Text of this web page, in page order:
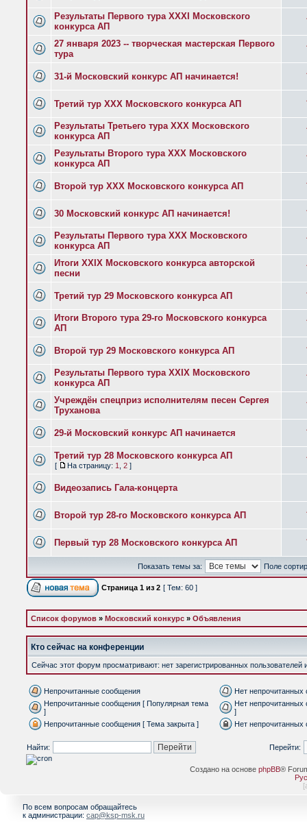
Результаты Первого тура XXXI Московского
конкурса АП
27 января 2023 -- творческая мастерская Первого
тура
31-й Московский конкурс АП начинается!
Третий тур ХХХ Московского конкурса АП
Результаты Третьего тура XXX Московского
конкурса АП
Результаты Второго тура ХХХ Московского
конкурса АП
Второй тур ХХХ Московского конкурса АП
30 Московский конкурс АП начинается!
Результаты Первого тура XXX Московского
конкурса АП
Итоги XXIX Московского конкурса авторской
песни
Третий тур 29 Московского конкурса АП
Итоги Второго тура 29-го Московского конкурса
АП
Второй тур 29 Московского конкурса АП
Результаты Первого тура XXIX Московского
конкурса АП
Учреждён спецприз исполнителям песен Сергея
Труханова
29-й Московский конкурс АП начинается
Третий тур 28 Московского конкурса АП
[ На страницу: 1 2 ]
Видеозапись Гала-концерта
Второй тур 28-го Московского конкурса АП
Первый тур 28 Московского конкурса АП
Показать темы за: Поле
Страница 1 из 2 [ Тем: 60 ]
Список форумов » Московский конкурс » Объявления
Кто сейчас на конференции
Сейчас этот форум просматривают: нет зарегистрированных пользователей
Непрочитанные сообщения
Нет непрочитанных
Непрочитанные сообщения [ Популярная тема
]
Нет
]
Непрочитанные сообщения [ Тема закрыта ]
Нет непрочитанных
Найти: Перейти:
Создано на основе phpBB®
[
По всем вопросам обращайтесь
к администрации: cap@ksp-msk.ru